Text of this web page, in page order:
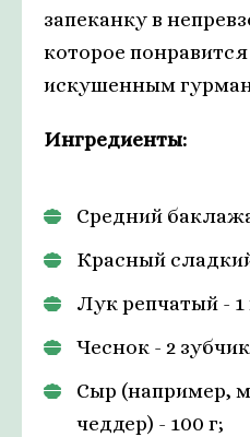
запеканку в
которое
искушенным
Ингредиенты:
Средний
Красный
Лук репчатый -
Чеснок - 2
Сыр (например,
чеддер) - 100 г;